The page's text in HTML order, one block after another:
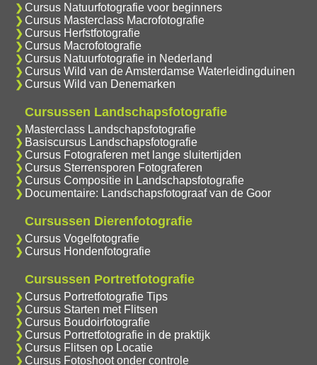
Cursus Natuurfotografie voor beginners
Cursus Masterclass Macrofotografie
Cursus Herfstfotografie
Cursus Macrofotografie
Cursus Natuurfotografie in Nederland
Cursus Wild van de Amsterdamse Waterleidingduinen
Cursus Wild van Denemarken
Cursussen Landschapsfotografie
Masterclass Landschapsfotografie
Basiscursus Landschapsfotografie
Cursus Fotograferen met lange sluitertijden
Cursus Sterrensporen Fotograferen
Cursus Compositie in Landschapsfotografie
Documentaire: Landschapsfotograaf van de Goor
Cursussen Dierenfotografie
Cursus Vogelfotografie
Cursus Hondenfotografie
Cursussen Portretfotografie
Cursus Portretfotografie Tips
Cursus Starten met Flitsen
Cursus Boudoirfotografie
Cursus Portretfotografie in de praktijk
Cursus Flitsen op Locatie
Cursus Fotoshoot onder controle